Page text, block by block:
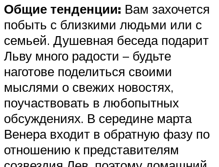
Общие тенденции: Вам захочется
побыть с близкими людьми или с
семьей. Душевная беседа подарит
Льву много радости – будьте
наготове поделиться своими
мыслями о свежих новостях,
поучаствовать в любопытных
обсуждениях. В середине марта
Венера входит в обратную фазу по
отношению к представителям